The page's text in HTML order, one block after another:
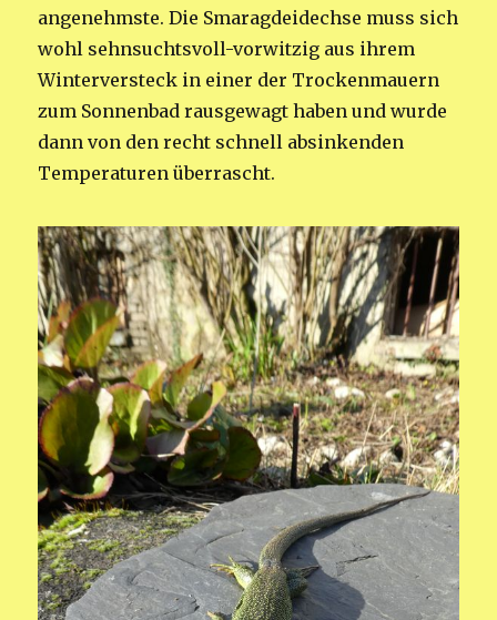
angenehmste. Die Smaragdeidechse muss sich
wohl sehnsuchtsvoll-vorwitzig aus ihrem
Winterversteck in einer der Trockenmauern
zum Sonnenbad rausgewagt haben und wurde
dann von den recht schnell absinkenden
Temperaturen überrascht.